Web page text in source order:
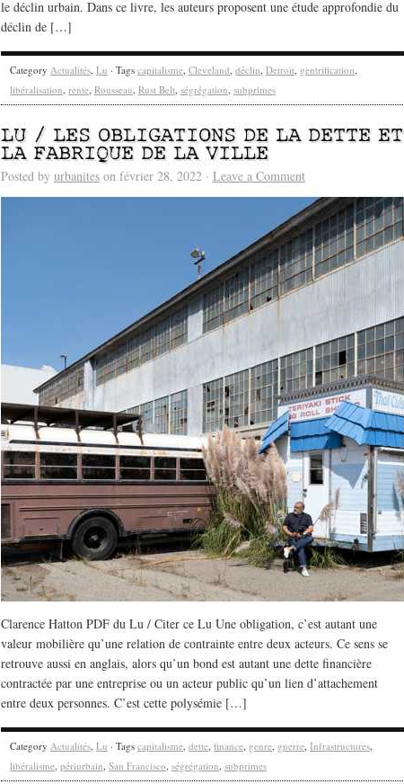
le déclin urbain. Dans ce livre, les auteurs proposent une étude approfondie du
déclin de […]
Category Actualités, Lu · Tags capitalisme, Cleveland, déclin, Detroit, gentrification,
libéralisation, rente, Rousseau, Rust Belt, ségrégation, subprimes
LU / LES OBLIGATIONS DE LA DETTE ET
LA FABRIQUE DE LA VILLE
Posted by urbanites on février 28, 2022 · Leave a Comment
Clarence Hatton PDF du Lu / Citer ce Lu Une obligation, c’est autant une
valeur mobilière qu’une relation de contrainte entre deux acteurs. Ce sens se
retrouve aussi en anglais, alors qu’un bond est autant une dette financière
contractée par une entreprise ou un acteur public qu’un lien d’attachement
entre deux personnes. C’est cette polysémie […]
Category Actualités, Lu · Tags capitalisme, dette, finance, genre, guerre, Infrastructures,
libéralisme, périurbain, San Francisco, ségrégation, subprimes